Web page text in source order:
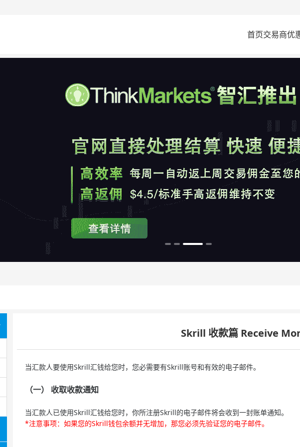
首页交易商优
Skrill 收款篇 Receive
当汇款人要使用Skrill汇钱给您时，您必需要有Skrill账号和有效的电子邮件。
（一） 收取收款通知
当汇款人已使用Skrill汇钱给您时，你所注册Skrill的电子邮件将会收到一封账单通知。
*注意事项：如果您的Skrill钱包余额并无增加，那您必须先验证您的电子邮件。